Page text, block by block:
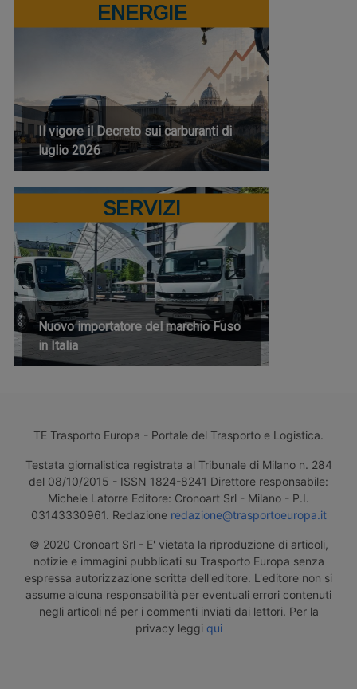
ENERGIE
Il vigore il Decreto sui carburanti di
luglio 2026
SERVIZI
Nuovo importatore del marchio Fuso
in Italia
TE Trasporto Europa - Portale del Trasporto e Logistica.
Testata giornalistica registrata al Tribunale di Milano n. 284
del 08/10/2015 - ISSN 1824-8241 Direttore responsabile:
Michele Latorre Editore: Cronoart Srl - Milano - P.I.
03143330961. Redazione redazione@trasportoeuropa.it
© 2020 Cronoart Srl - E' vietata la riproduzione di articoli,
notizie e immagini pubblicati su Trasporto Europa senza
espressa autorizzazione scritta dell'editore. L'editore non si
assume alcuna responsabilità per eventuali errori contenuti
negli articoli né per i commenti inviati dai lettori. Per la
privacy leggi qui